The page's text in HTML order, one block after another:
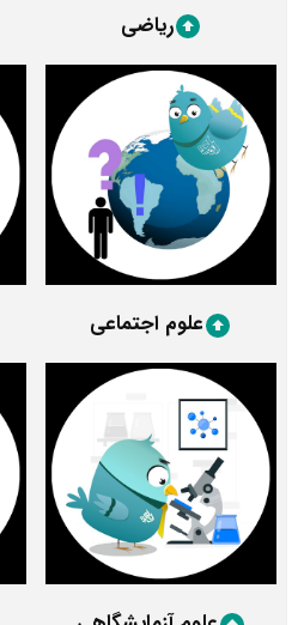
ریاضی
علوم اجتماعی